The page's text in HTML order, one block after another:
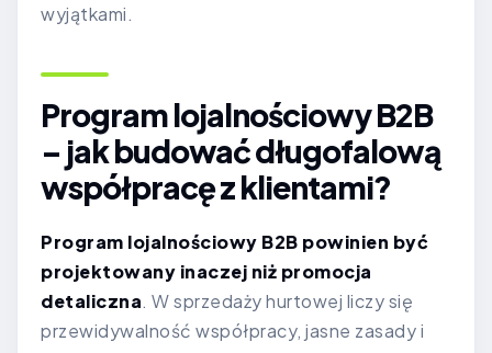
wyjątkami.
Program lojalnościowy B2B
– jak budować długofalową
współpracę z klientami?
Program lojalnościowy B2B powinien być
projektowany inaczej niż promocja
detaliczna. W sprzedaży hurtowej liczy się
przewidywalność współpracy, jasne zasady i